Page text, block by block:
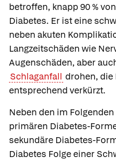
betroffen, knapp 90 %
Diabetes. Er ist eine
neben akuten
Langzeitschäden wie
Augenschäden, aber
Schlaganfall drohen, die
entsprechend verkürzt.
Neben den im
primären Diabetes-
sekundäre Diabetes-
Diabetes Folge einer